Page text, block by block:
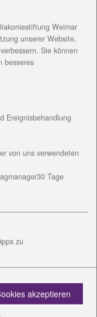
betonte
Theologen.
Subjekt. Hier
angelegt für eine
„Herder
Denker“,
Fremdes sieht
eigene
eigens aus
Wochen ein
Euro, ging an
der
(24) und
Klanginstallation
zum Kirchentag
Weimar
unserer Website,
Sie können
besseres
Ereignisbehandlung
von uns verwendeten
30 Tage
zu
akzeptieren